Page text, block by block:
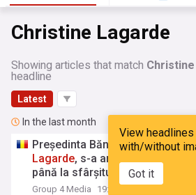
Christine Lagarde
Showing articles that match
headline
Latest
View headlines
with/without
Got it
In the last month
Președinta Băncii Centrale
Lagarde, s-a angajat să
până la sfârșitul anului / Se
candida la alegerile
Group 4 Media 19:14 Thu, 23 Jul